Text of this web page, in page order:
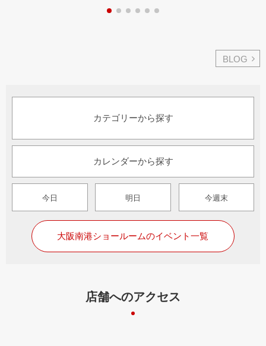
BLOG
カテゴリーから探す
カレンダーから探す
今日 明日 今週末
大阪南港ショールームのイベント一覧
店舗へのアクセス